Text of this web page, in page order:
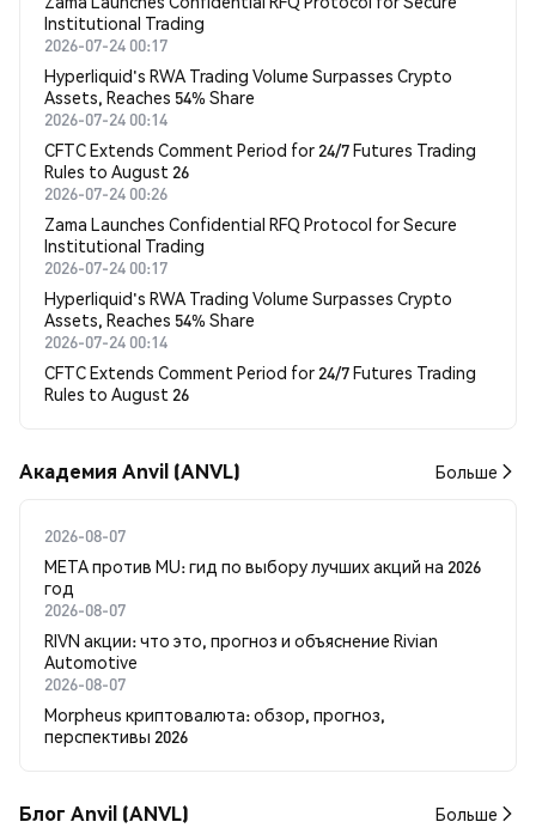
Institutional Trading
2026-07-24 00:17
Hyperliquid's RWA Trading Volume Surpasses Crypto
Assets, Reaches 54% Share
2026-07-24 00:14
CFTC Extends Comment Period for 24/7 Futures Trading
Rules to August 26
2026-07-24 00:26
Zama Launches Confidential RFQ Protocol for Secure
Institutional Trading
2026-07-24 00:17
Hyperliquid's RWA Trading Volume Surpasses Crypto
Assets, Reaches 54% Share
2026-07-24 00:14
CFTC Extends Comment Period for 24/7 Futures Trading
Rules to August 26
Академия Anvil (ANVL) Больше
2026-08-07
META против MU: гид по выбору лучших акций на 2026
год
2026-08-07
RIVN акции: что это, прогноз и объяснение Rivian
Automotive
2026-08-07
Morpheus криптовалюта: обзор, прогноз,
перспективы 2026
Блог Anvil (ANVL) Больше